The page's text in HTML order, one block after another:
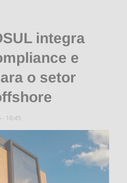
integra
e
o setor
- 10:45